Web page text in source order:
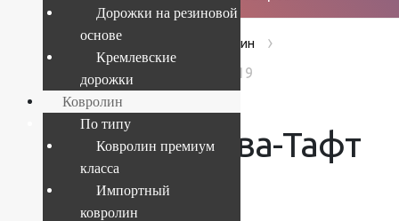
› Products Ковролин ›
Ковролин Нева-Тафт Альпы 619
Ковролин Нева-Тафт
Альпы 619
Дорожки на резиновой
основе
Кремлевские
дорожки
Ковролин
По типу
Ковролин премиум
класса
Импортный
ковролин